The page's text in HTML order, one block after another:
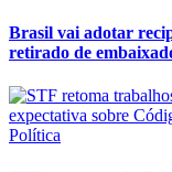
Brasil vai adotar
retirado de
Política